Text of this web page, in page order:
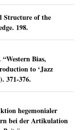
Structure of the
198.
“Western Bias,
to ‘Jazz
371-376.
hegemonialer
bei der Artikulation